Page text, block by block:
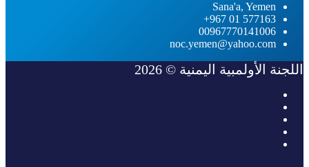
Sana'a, Yemen
577163 01 967+
00967770141006
noc.yemen@yahoo.com
اللجنة الأولمبية اليمنية © 2026